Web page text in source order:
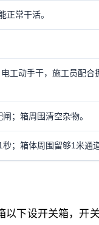
正常干活。
工动手干，施工员配合
；箱周围清空杂物。
；箱体周围留够1米通
以下设开关箱，开